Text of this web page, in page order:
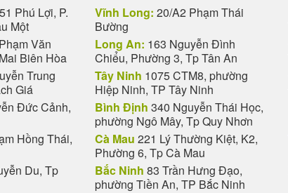
Phú Lợi, P.
Một
Văn
Biên Hòa
Trung
Giá
Đức Cảnh,
Hồng Thái,
Du, Tp
Vĩnh Long: 20/A2 Phạm Thái
Bường
Long An: 163 Nguyễn Đình
Chiểu, Phường 3, Tp Tân An
Tây Ninh 1075 CTM8, phường
Hiệp Ninh, TP Tây Ninh
Bình Định 340 Nguyễn Thái Học,
phường Ngô Mây, Tp Quy Nhơn
Cà Mau 221 Lý Thường Kiệt, K2,
Phường 6, Tp Cà Mau
Bắc Ninh 83 Trần Hưng Đạo,
phường Tiền An, TP Bắc Ninh